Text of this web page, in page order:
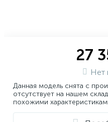
27
Нет
Данная модель снята с
отсутствует на нашем
похожими